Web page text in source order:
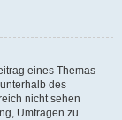
eines Themas
des
nicht sehen
Umfragen zu